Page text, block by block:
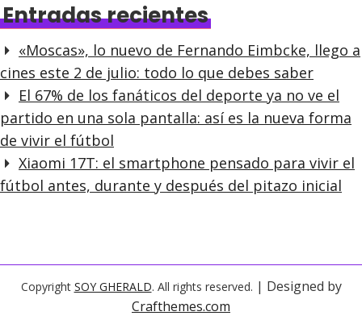
Entradas recientes
«Moscas», lo nuevo de Fernando Eimbcke, llego a
cines este 2 de julio: todo lo que debes saber
El 67% de los fanáticos del deporte ya no ve el
partido en una sola pantalla: así es la nueva forma
de vivir el fútbol
Xiaomi 17T: el smartphone pensado para vivir el
fútbol antes, durante y después del pitazo inicial
Copyright SOY GHERALD. All rights reserved. | Designed by
Crafthemes.com